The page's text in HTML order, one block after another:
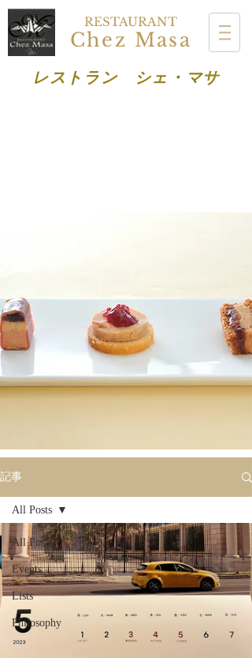
RESTAURANT
Chez Masa
レストラン シェ・マサ
記事
All Posts
Events
Lists
Philosophy
All Posts